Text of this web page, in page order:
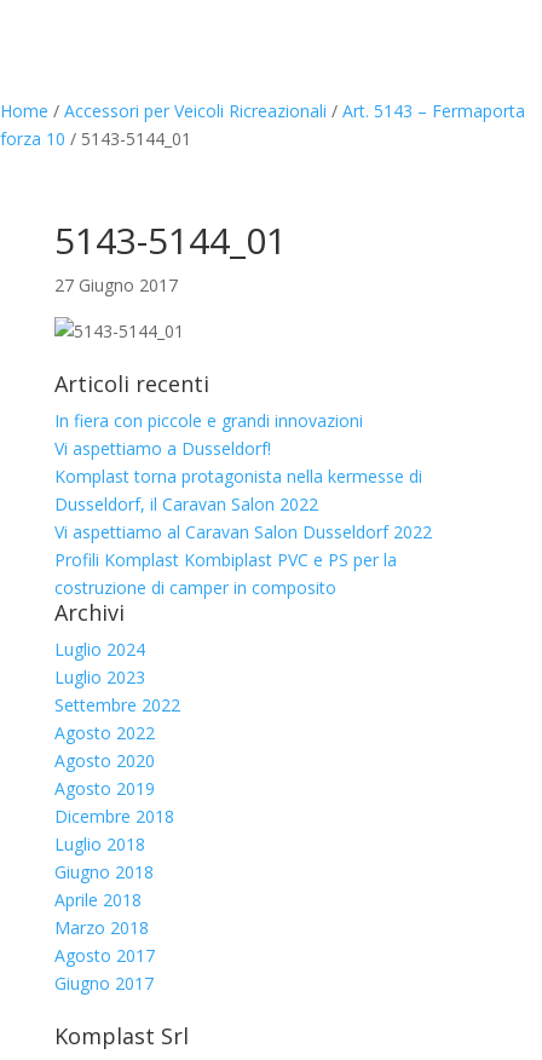
Home / Accessori per Veicoli Ricreazionali / Art. 5143 – Fermaporta
forza 10 / 5143-5144_01
5143-5144_01
27 Giugno 2017
Articoli recenti
In fiera con piccole e grandi innovazioni
Vi aspettiamo a Dusseldorf!
Komplast torna protagonista nella kermesse di
Dusseldorf, il Caravan Salon 2022
Vi aspettiamo al Caravan Salon Dusseldorf 2022
Profili Komplast Kombiplast PVC e PS per la
costruzione di camper in composito
Archivi
Luglio 2024
Luglio 2023
Settembre 2022
Agosto 2022
Agosto 2020
Agosto 2019
Dicembre 2018
Luglio 2018
Giugno 2018
Aprile 2018
Marzo 2018
Agosto 2017
Giugno 2017
Komplast Srl